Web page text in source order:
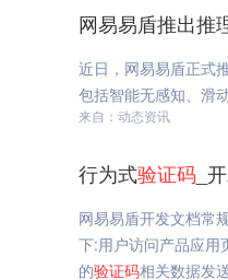
网易易盾推出推
近日，网易易盾正式
包括智能无感知、滑
来自：动态资讯
行为式验证码 _
网易易盾开发文档常
下:用户访问产品应用
的验证码相关数据发